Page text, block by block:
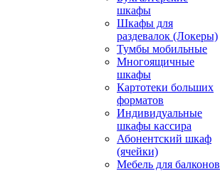
шкафы
Шкафы для
раздевалок (Локеры)
Тумбы мобильные
Многоящичные
шкафы
Картотеки больших
форматов
Индивидуальные
шкафы кассира
Абонентский шкаф
(ячейки)
Мебель для балконов